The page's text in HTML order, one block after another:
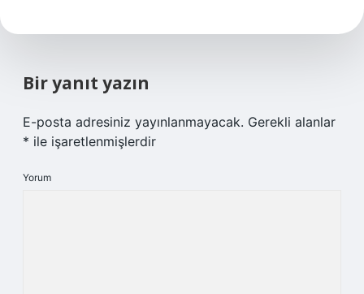
Bir yanıt yazın
E-posta adresiniz yayınlanmayacak. Gerekli alanlar
* ile işaretlenmişlerdir
Yorum